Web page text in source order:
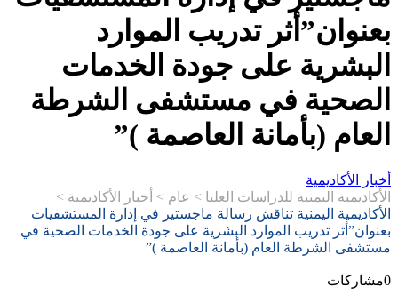
بعنوان”أثر تدريب الموارد
البشرية على جودة الخدمات
الصحية في مستشفى الشرطة
العام (بأمانة العاصمة )”
أخبار الأكاديمية
الأكاديمية اليمنية للدراسات العليا > عام > أخبار الأكاديمية >
الأكاديمية اليمنية تناقش رسالة ماجستير في إدارة المستشفيات
بعنوان”أثر تدريب الموارد البشرية على جودة الخدمات الصحية في
مستشفى الشرطة العام (بأمانة العاصمة )”
0مشاركات